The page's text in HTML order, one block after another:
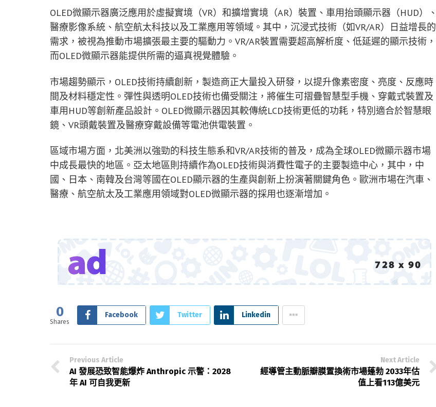
OLED微顯示器廣泛應用於虛擬實境（VR）和擴增實境（AR）裝置、車用抬頭顯示器（HUD）、
醫療影像系統、航空航太科技以及工業應用等領域。其中，沉浸式技術（如VR/AR）日益增長的
需求，被視為推動市場擴張最主要的驅動力。VR/AR裝置需要超高解析度、低延遲的顯示技術，
而OLED微顯示器能提供所需的逼真視覺體驗。
市場趨勢顯示，OLED技術持續創新，製造商正大量投入研發，以提升像素密度、亮度、反應時
間及材料穩定性。彈性與透明OLED技術也備受關注，將催生可摺疊智慧型手機、穿戴式裝置及
車用HUD等創新產品設計。OLED微顯示器因其較傳統LCD技術更低的功耗，特別適合於智慧眼
鏡、VR頭戴裝置及醫療穿戴設備等電池供電裝置。
區域市場方面，北美洲以強勁的科技生態系和VR/AR技術的普及，成為全球OLED微顯示器市場
中成長最快的地區。亞太地區則持續作為OLED技術與消費性電子的主要製造中心，其中，中
國、日本、南韓及台灣等國在OLED顯示器的生產與創新上扮演著關鍵角色。歐洲市場在汽車、
醫療、航空航太及工業應用領域對OLED微顯示器的採用也逐漸增加。
0
Shares
Facebook Twitter Linkedin
Previous Article
AI 發展恐致智能爆炸 Anthropic 示警：2028
年 AI 可自我更新
Next Article
經導管主動脈瓣膜置換術市場蓬勃 2033年估
值上看113億美元